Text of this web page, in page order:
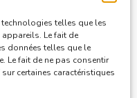
telles que les
Le fait de
données telles que le
Le fait de ne pas consentir
certaines caractéristiques